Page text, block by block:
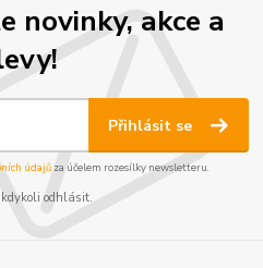
novinky, akce a
Přihlásit se
údajůza účelem rozesílky newsletteru.
kdykoli odhlásit.